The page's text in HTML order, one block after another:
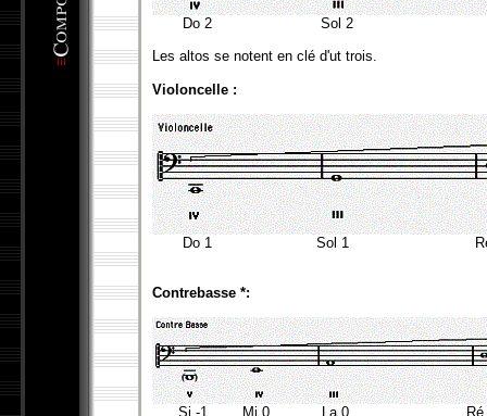
Do 2 Sol 2 Ré
Les altos se notent en clé d'ut trois.
Violoncelle :
Do 1 Sol 1 Ré
Contrebasse *:
Si -1 Mi 0 La 0